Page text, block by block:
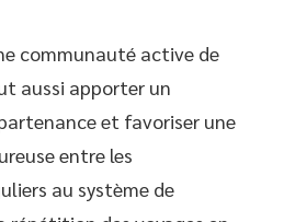
communauté active de
aussi apporter un
et favoriser une
entre les
au système de